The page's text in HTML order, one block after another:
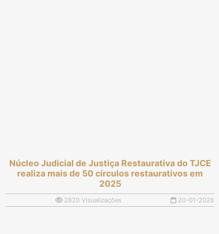
Núcleo Judicial de Justiça Restaurativa do TJCE
realiza mais de 50 círculos restaurativos em
2025
2820 Visualizações 20-01-2026